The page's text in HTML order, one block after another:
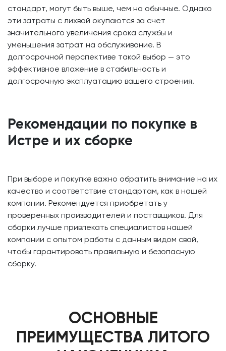
стандарт, могут быть выше, чем на обычные. Однако
эти затраты с лихвой окупаются за счет
значительного увеличения срока службы и
уменьшения затрат на обслуживание. В
долгосрочной перспективе такой выбор — это
эффективное вложение в стабильность и
долгосрочную эксплуатацию вашего строения.
Рекомендации по покупке в
Истре и их сборке
При выборе и покупке важно обратить внимание на их
качество и соответствие стандартам, как в нашей
компании. Рекомендуется приобретать у
проверенных производителей и поставщиков. Для
сборки лучше привлекать специалистов нашей
компании с опытом работы с данным видом свай,
чтобы гарантировать правильную и безопасную
сборку.
ОСНОВНЫЕ
ПРЕИМУЩЕСТВА ЛИТОГО